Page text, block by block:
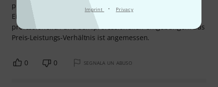
Imprint · Privacy
präzise Klangwiedergabe und eine offene Bauweise.
Ein zuverlässiges Werkzeug für Mixing und Mastering in
professionellen und semiprofessionellen Umgebungen. Das
Preis-Leistungs-Verhältnis ist angemessen.
0 0 SEGNALA UN ABUSO